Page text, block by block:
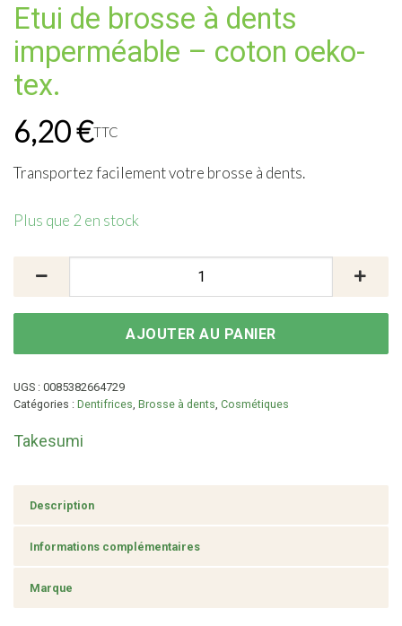
Etui de brosse à dents
imperméable – coton oeko-
tex.
6,20€TTC
Transportez facilement votre brosse à dents.
Plus que 2 en stock
quantité de Etui de brosse à dents imperméable -
AJOUTER AU PANIER
UGS : 0085382664729
Catégories : Dentifrices, Brosse à dents, Cosmétiques
Takesumi
Description
Informations complémentaires
Marque